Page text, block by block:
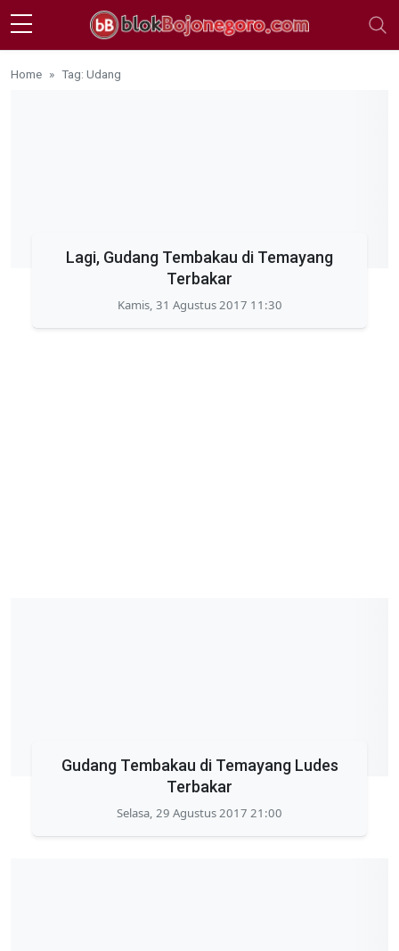
Skip to main content
Home Tag: Udang
Lagi, Gudang Tembakau di Temayang
Terbakar
Kamis, 31 Agustus 2017 11:30
Gudang Tembakau di Temayang Ludes
Terbakar
Selasa, 29 Agustus 2017 21:00